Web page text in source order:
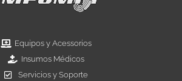
Equipos y Acessorios
Insumos Médicos
Servicios y Soporte